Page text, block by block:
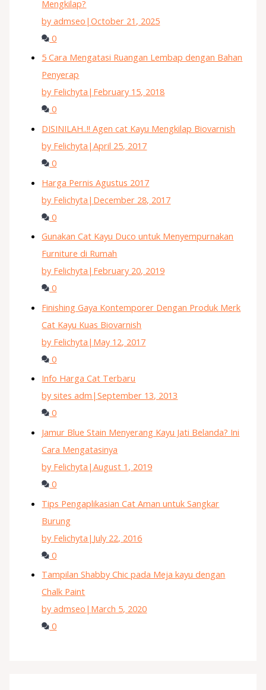
Mengkilap?
by admseo |October 21, 2025
0
5 Cara Mengatasi Ruangan Lembap dengan Bahan
Penyerap
by Felichyta | February 15, 2018
0
DISINILAH..!! Agen cat Kayu Mengkilap Biovarnish
by Felichyta |April 25, 2017
0
Harga Pernis Agustus 2017
by Felichyta | December 28, 2017
0
Gunakan Cat Kayu Duco untuk Menyempurnakan
Furniture di Rumah
by Felichyta | February 20, 2019
0
Finishing Gaya Kontemporer Dengan Produk Merk
Cat Kayu Kuas Biovarnish
by Felichyta | May 12, 2017
0
Info Harga Cat Terbaru
by sites adm |September 13, 2013
0
Jamur Blue Stain Menyerang Kayu Jati Belanda? Ini
Cara Mengatasinya
by Felichyta |August 1, 2019
0
Tips Pengaplikasian Cat Aman untuk Sangkar
Burung
by Felichyta | July 22, 2016
0
Tampilan Shabby Chic pada Meja kayu dengan
Chalk Paint
by admseo | March 5, 2020
0